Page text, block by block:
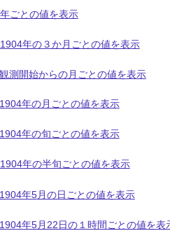
年ごとの値を表示
1904年の３か月ごとの値を表示
観測開始からの月ごとの値を表示
1904年の月ごとの値を表示
1904年の旬ごとの値を表示
1904年の半旬ごとの値を表示
1904年5月の日ごとの値を表示
1904年5月22日の１時間ごとの値を表